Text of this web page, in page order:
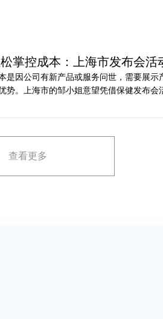
市发布会活动策划
指南
务问世，需要展示产品功能
望凭借保健发布会活动实现
到这些难题缺乏专业的产品
体报道和消费者关注。
查看更多